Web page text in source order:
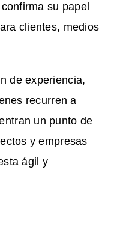
su papel
clientes, medios
de experiencia,
recurren a
un punto de
y empresas
ágil y